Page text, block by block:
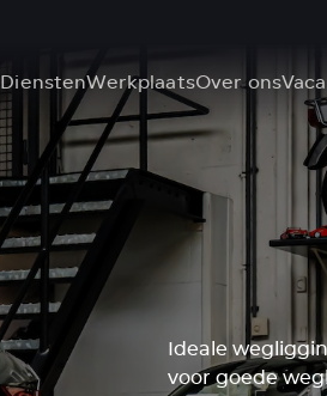
DienstenWerkplaatsOver ons
Ideale
voor goede